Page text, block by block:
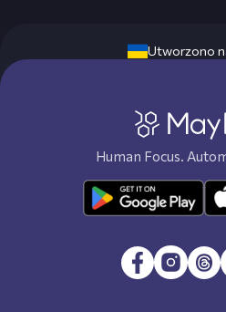
Utworzono
Human Focus.